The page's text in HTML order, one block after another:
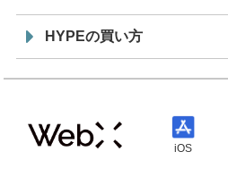
HYPEの買い方
iOS